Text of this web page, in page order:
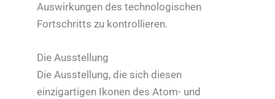
Auswirkungen des technologischen
Fortschritts zu kontrollieren.
Die Ausstellung
Die Ausstellung, die sich diesen
einzigartigen Ikonen des Atom- und